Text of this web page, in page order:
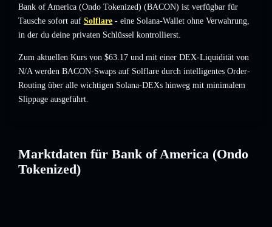
Bank of America (Ondo Tokenized) (BACON) ist verfügbar für
Tausche sofort auf Solflare - eine Solana-Wallet ohne Verwahrung,
in der du deine privaten Schlüssel kontrollierst.
Zum aktuellen Kurs von $63.17 und mit einer DEX-Liquidität von
N/A werden BACON-Swaps auf Solflare durch intelligentes Order-
Routing über alle wichtigen Solana-DEXs hinweg mit minimalem
Slippage ausgeführt.
Marktdaten für Bank of America (Ondo
Tokenized)